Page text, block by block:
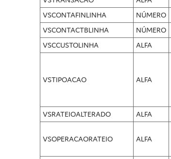
VSCONTAFINLINHA
NÚMERO
VSCONTACTBLINHA
NÚMERO
VSCCUSTOLINHA
ALFA
VSTIPOACAO ALFA
VSRATEIOALTERADO ALFA
VSOPERACAORATEIO ALFA